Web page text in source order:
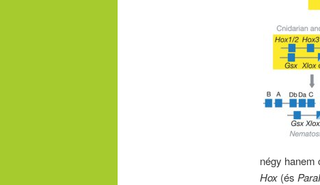
négy hanem
Hox(és